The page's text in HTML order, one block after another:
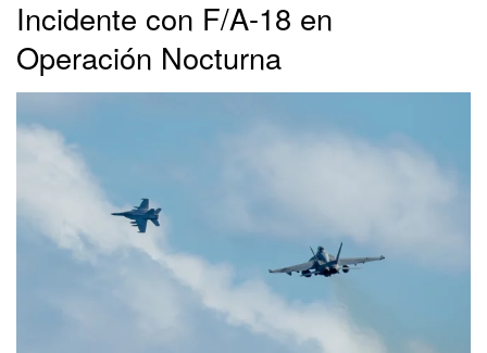
Incidente con F/A-18 en
Operación Nocturna